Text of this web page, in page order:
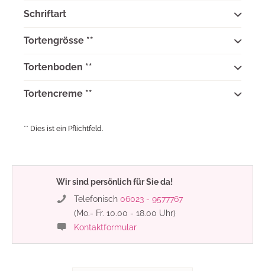
Schriftart
Tortengrösse **
Tortenboden **
Tortencreme **
** Dies ist ein Pflichtfeld.
Wir sind persönlich für Sie da!
Telefonisch06023 - 9577767
(Mo.- Fr. 10.00 - 18.00 Uhr)
Kontaktformular